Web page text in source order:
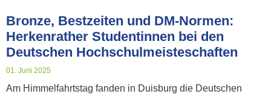
Bronze, Bestzeiten und DM-Normen:
Herkenrather Studentinnen bei den
Deutschen Hochschulmeisteschaften
01. Juni 2025
Am Himmelfahrtstag fanden in Duisburg die Deutschen